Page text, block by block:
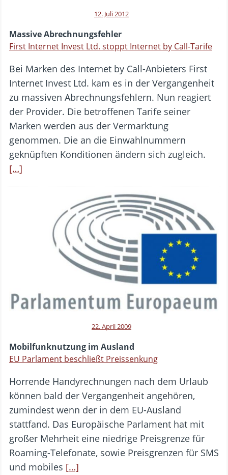
12. Juli 2012
Massive Abrechnungsfehler
First Internet Invest Ltd. stoppt Internet by Call-Tarife
Bei Marken des Internet by Call-Anbieters First
Internet Invest Ltd. kam es in der Vergangenheit
zu massiven Abrechnungsfehlern. Nun reagiert
der Provider. Die betroffenen Tarife seiner
Marken werden aus der Vermarktung
genommen. Die an die Einwahlnummern
geknüpften Konditionen ändern sich zugleich.
[…]
22. April 2009
Mobilfunknutzung im Ausland
EU Parlament beschließt Preissenkung
Horrende Handyrechnungen nach dem Urlaub
können bald der Vergangenheit angehören,
zumindest wenn der in dem EU-Ausland
stattfand. Das Europäische Parlament hat mit
großer Mehrheit eine niedrige Preisgrenze für
Roaming-Telefonate, sowie Preisgrenzen für SMS
und mobiles […]